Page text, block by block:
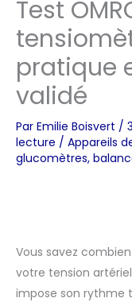
Test
pratique
validé
Par Emilie Boisvert /
lecture / Appareils
glucomètres,
Vous savez
votre tension
impose son rythme